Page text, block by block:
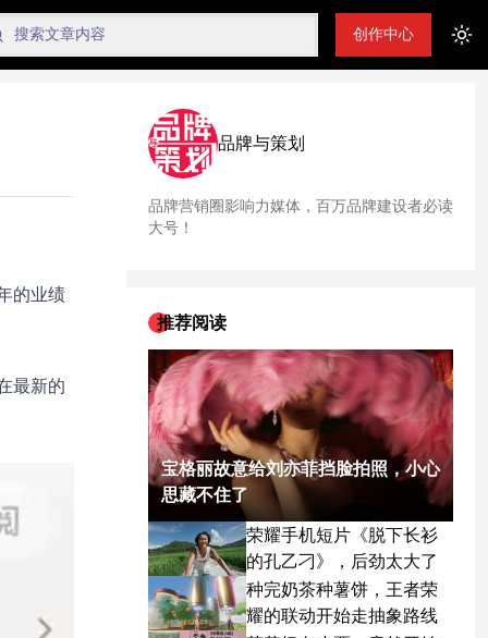
创作中心
的业绩
最新的
品牌与策划
品牌营销圈影响力媒体，百万品牌建设者必读
大号！
推荐阅读
宝格丽故意给刘亦菲挡脸拍照，小心
思藏不住了
荣耀手机短片《脱下长衫
的孔乙刁》，后劲太大了
种完奶茶种薯饼，王者荣
耀的联动开始走抽象路线